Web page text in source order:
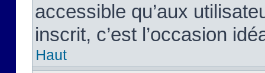
accessible qu’aux
inscrit, c’est l’occasion
Haut